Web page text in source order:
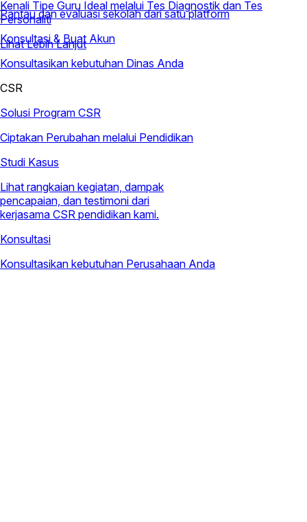
Pantau dan evaluasi sekolah dari satu platform
Konsultasi & Buat Akun
Konsultasikan kebutuhan Dinas Anda
CSR
Solusi Program CSR
Ciptakan Perubahan melalui Pendidikan
Studi Kasus
Lihat rangkaian kegiatan, dampak
pencapaian, dan testimoni dari
kerjasama CSR pendidikan kami.
Konsultasi
Konsultasikan kebutuhan Perusahaan Anda
Kenali Tipe Guru Ideal melalui Tes Diagnostik dan Tes
Personaliti
Lihat Lebih Lanjut